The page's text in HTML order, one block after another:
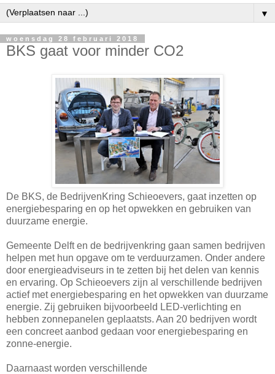
▼
woensdag 28 februari 2018
BKS gaat voor minder CO2
De BKS, de BedrijvenKring Schieoevers, gaat inzetten op
energiebesparing en op het opwekken en gebruiken van
duurzame energie.
Gemeente Delft en de bedrijvenkring gaan samen bedrijven
helpen met hun opgave om te verduurzamen. Onder andere
door energieadviseurs in te zetten bij het delen van kennis
en ervaring. Op Schieoevers zijn al verschillende bedrijven
actief met energiebesparing en het opwekken van duurzame
energie. Zij gebruiken bijvoorbeeld LED-verlichting en
hebben zonnepanelen geplaatsts. Aan 20 bedrijven wordt
een concreet aanbod gedaan voor energiebesparing en
zonne-energie.
Daarnaast worden verschillende